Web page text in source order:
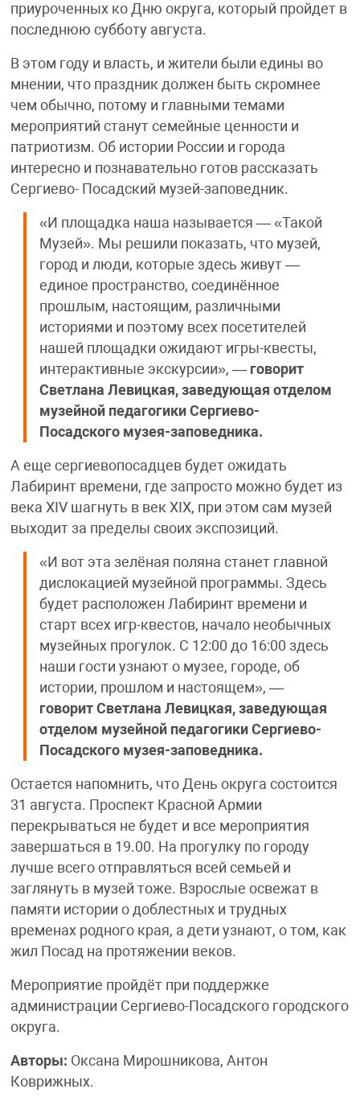
приуроченных ко Дню округа, который пройдет в
последнюю субботу августа.
В этом году и власть, и жители были едины во
мнении, что праздник должен быть скромнее
чем обычно, потому и главными темами
мероприятий станут семейные ценности и
патриотизм. Об истории России и города
интересно и познавательно готов рассказать
Сергиево- Посадский музей-заповедник.
«И площадка наша называется — «Такой
Музей». Мы решили показать, что музей,
город и люди, которые здесь живут —
единое пространство, соединённое
прошлым, настоящим, различными
историями и поэтому всех посетителей
нашей площадки ожидают игры-квесты,
интерактивные экскурсии», — говорит
Светлана Левицкая, заведующая отделом
музейной педагогики Сергиево-
Посадского музея-заповедника.
А еще сергиевопосадцев будет ожидать
Лабиринт времени, где запросто можно будет из
века XIV шагнуть в век XIX, при этом сам музей
выходит за пределы своих экспозиций.
«И вот эта зелёная поляна станет главной
дислокацией музейной программы. Здесь
будет расположен Лабиринт времени и
старт всех игр-квестов, начало необычных
музейных прогулок. С 12:00 до 16:00 здесь
наши гости узнают о музее, городе, об
истории, прошлом и настоящем», —
говорит Светлана Левицкая, заведующая
отделом музейной педагогики Сергиево-
Посадского музея-заповедника.
Остается напомнить, что День округа состоится
31 августа. Проспект Красной Армии
перекрываться не будет и все мероприятия
завершаться в 19.00. На прогулку по городу
лучше всего отправляться всей семьей и
заглянуть в музей тоже. Взрослые освежат в
памяти истории о доблестных и трудных
временах родного края, а дети узнают, о том, как
жил Посад на протяжении веков.
Мероприятие пройдёт при поддержке
администрации Сергиево-Посадского городского
округа.
Авторы: Оксана Мирошникова, Антон
Коврижных.